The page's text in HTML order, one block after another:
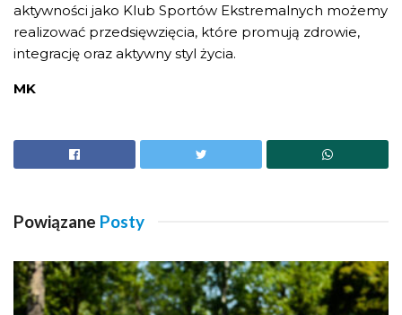
aktywności jako Klub Sportów Ekstremalnych możemy
realizować przedsięwzięcia, które promują zdrowie,
integrację oraz aktywny styl życia.
MK
Powiązane Posty